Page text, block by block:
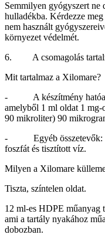
Semmilyen gyógyszert ne
hulladékba. Kérdezze
nem használt
környezet védelmét.
6. A csomagolás
Mit tartalmaz a Xilomare?
- A készítmény
amelyből 1 ml oldat 1
90 mikroliter) 90
- Egyéb összetevők:
foszfát és tisztított víz.
Milyen a Xilomare
Tiszta, színtelen oldat.
12 ml-es HDPE műanyag
ami a tartály nyakához
dobozban.